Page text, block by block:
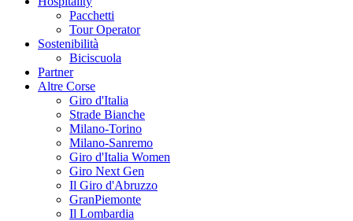
Pacchetti
Tour Operator
Sostenibilità
Biciscuola
Partner
Altre Corse
Giro d'Italia
Strade Bianche
Milano-Torino
Milano-Sanremo
Giro d'Italia Women
Giro Next Gen
Il Giro d'Abruzzo
GranPiemonte
Il Lombardia